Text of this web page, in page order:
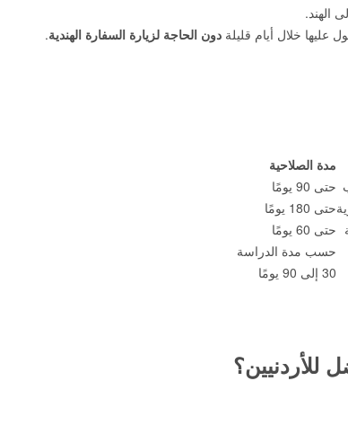
الهند.
عليها خلال أيام قليلة دون الحاجة لزيارة السفارة الهندية.
مدة الصلاحية
حتى 90 يومًا
حتى 180 يومًا
حتى 60 يومًا
حسب مدة الدراسة
30 إلى 90 يومًا
للأردنيين؟